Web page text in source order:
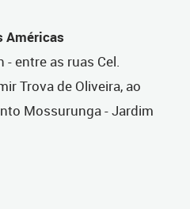
Américas
- entre as ruas Cel.
Trova de Oliveira, ao
Mossurunga - Jardim